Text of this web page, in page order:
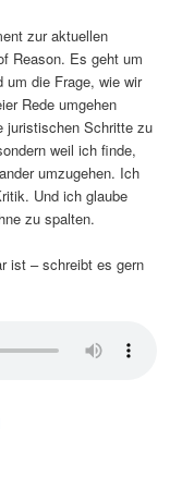
zur aktuellen
Reason. Es geht um
um die Frage, wie wir
Rede umgehen
juristischen Schritte zu
weil ich finde,
umzugehen. Ich
Und ich glaube
zu spalten.
ist – schreibt es gern